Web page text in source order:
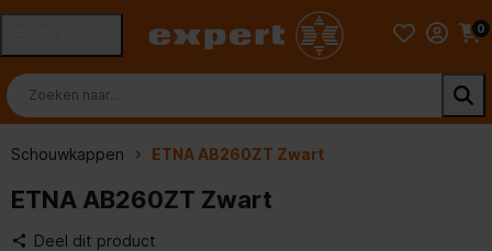
0
Schouwkappen ETNA AB260ZT Zwart
ETNA AB260ZT Zwart
Deel dit product